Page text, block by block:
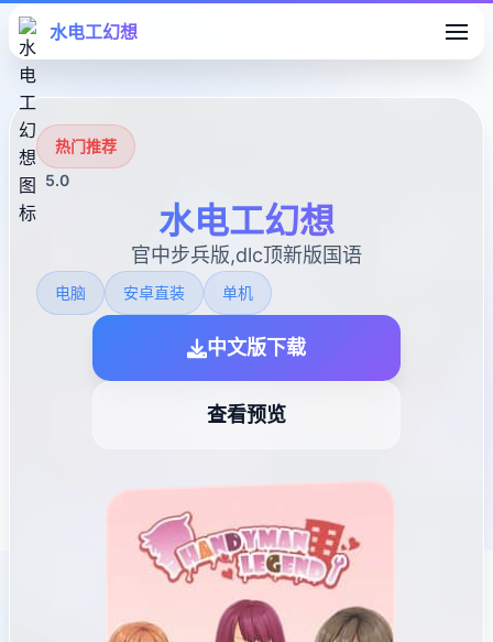
水电工幻想
热门推荐
5.0
水电工幻想
官中步兵版,dlc顶新版国语
电脑 安卓直装 单机
中文版下载
查看预览